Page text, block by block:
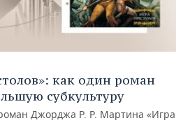
как один роман
субкультуру
Джорджа Р. Р. Мартина «Игра